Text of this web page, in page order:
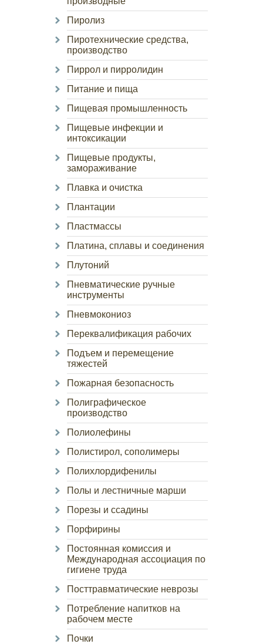
Пиролиз
Пиротехнические средства,
производство
Пиррол и пирролидин
Питание и пища
Пищевая промышленность
Пищевые инфекции и
интоксикации
Пищевые продукты,
замораживание
Плавка и очистка
Плантации
Пластмассы
Платина, сплавы и соединения
Плутоний
Пневматические ручные
инструменты
Пневмокониоз
Переквалификация рабочих
Подъем и перемещение
тяжестей
Пожарная безопасность
Полиграфическое
производство
Полиолефины
Полистирол, сополимеры
Полихлордифенилы
Полы и лестничные марши
Порезы и ссадины
Порфирины
Постоянная комиссия и
Международная ассоциация по
гигиене труда
Посттравматические неврозы
Потребление напитков на
рабочем месте
Почки